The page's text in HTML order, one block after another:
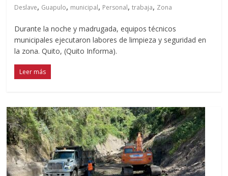
Deslave, Guapulo, municipal, Personal,trabaja, Zona
Durante la noche y madrugada, equipos técnicos
municipales ejecutaron labores de limpieza y seguridad en
la zona. Quito, (Quito Informa).
Leer más